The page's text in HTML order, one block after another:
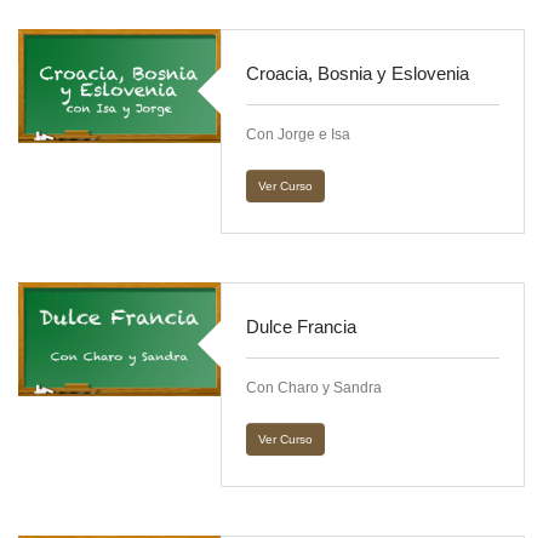
Croacia, Bosnia y Eslovenia
Con Jorge e Isa
Ver Curso
Dulce Francia
Con Charo y Sandra
Ver Curso